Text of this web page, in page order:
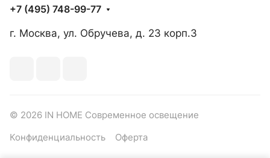
+7 (495) 748-99-77
г. Москва, ул. Обручева, д. 23 корп.3
© 2026 IN HOME Современное освещение
Конфиденциальность Оферта